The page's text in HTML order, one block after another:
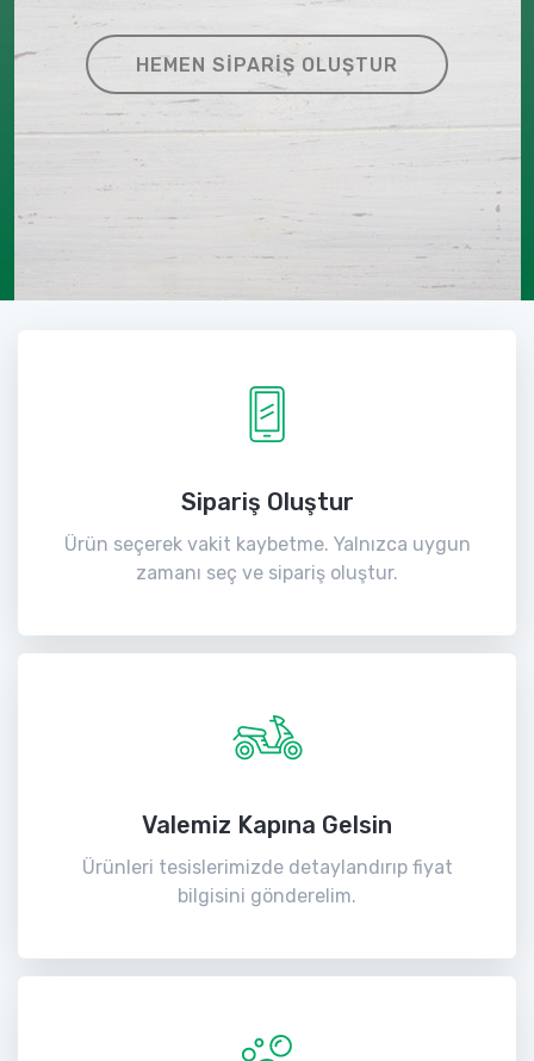
HEMEN SIPARIŞ OLUŞTUR
Sipariş Oluştur
Ürün seçerek vakit kaybetme. Yalnızca uygun
zamanı seç ve sipariş oluştur.
Valemiz Kapına Gelsin
Ürünleri tesislerimizde detaylandırıp fiyat
bilgisini gönderelim.